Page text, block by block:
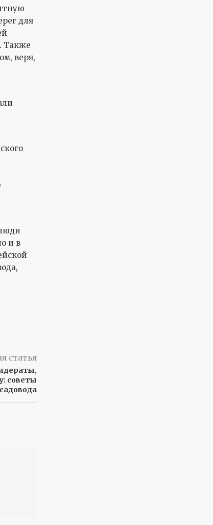
для
Также
веря,
и в
статья
советы
садовода